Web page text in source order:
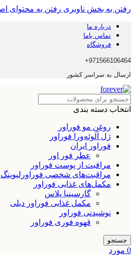
رفتن به بخش ناوبری رفتن به محتوای
درباره ما
تماس باما
فروشگاه
971566106464+
ارسال به سراسر کشور
انتخاب دسته بندی
روغن مو فوراور
ژل آلوئه‌ورا فوراور
فوراور ایران
عطر فور اور
مراقبت از پوست فوراور
مراقبت‌های شخصی فوراورلیوینگ
مکمل‌های غذایی فوراور
گارسینیا پلاس
مکمل غذایی فوراور دیلی
نوشیدنی فوراور
قهوه فوری فوراور
جستجو
0 مورد